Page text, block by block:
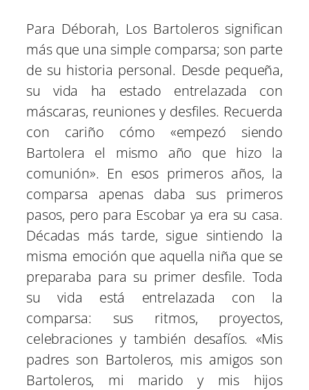
Para Déborah, Los Bartoleros significan
más que una simple comparsa; son parte
de su historia personal. Desde pequeña,
su vida ha estado entrelazada con
máscaras, reuniones y desfiles. Recuerda
con cariño cómo «empezó siendo
Bartolera el mismo año que hizo la
comunión». En esos primeros años, la
comparsa apenas daba sus primeros
pasos, pero para Escobar ya era su casa.
Décadas más tarde, sigue sintiendo la
misma emoción que aquella niña que se
preparaba para su primer desfile. Toda
su vida está entrelazada con la
comparsa: sus ritmos, proyectos,
celebraciones y también desafíos. «Mis
padres son Bartoleros, mis amigos son
Bartoleros, mi marido y mis hijos